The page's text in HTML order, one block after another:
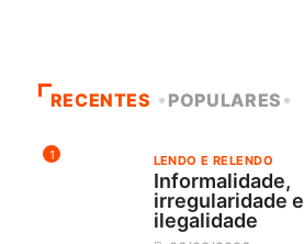
RECENTES POPULARES
1 LENDO E RELENDO
Informalidade,
irregularidade e
ilegalidade